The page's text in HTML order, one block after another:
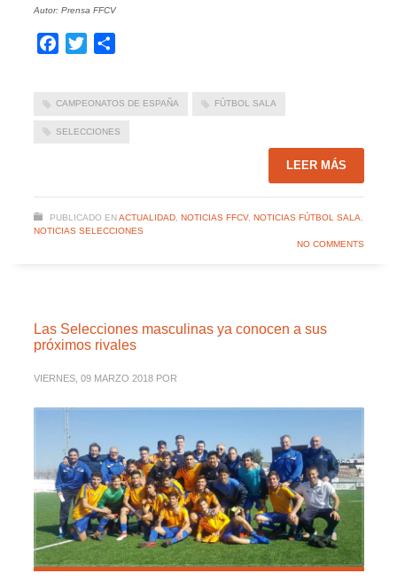
Autor: Prensa FFCV
Facebook
Twitter
CAMPEONATOS DE ESPAÑA FÚTBOL SALA
SELECCIONES
LEER MÁS
PUBLICADO EN ACTUALIDAD, NOTICIAS FFCV, NOTICIAS FÚTBOL SALA
NOTICIAS SELECCIONES
NO COMMENTS
Las Selecciones masculinas ya conocen a sus
próximos rivales
VIERNES, 09 MARZO 2018 POR